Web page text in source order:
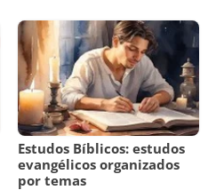
Estudos Bíblicos: estudos
evangélicos organizados
por temas